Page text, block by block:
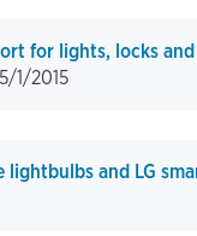
for lights, locks
5/1/2015
lightbulbs and LG